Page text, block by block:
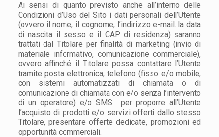
Ai sensi di quanto previsto anche all’interno delle
Condizioni d’Uso del Sito i dati personali dell’Utente
(ovvero il nome, il cognome, l’indirizzo e-mail, la data
di nascita il sesso e il CAP di residenza) saranno
trattati dal Titolare per finalità di marketing (invio di
materiale informativo, comunicazione commerciale),
ovvero affinché il Titolare possa contattare l’Utente
tramite posta elettronica, telefono (fisso e/o mobile,
con sistemi automatizzati di chiamata o di
comunicazione di chiamata con e/o senza l’intervento
di un operatore) e/o SMS per proporre all’Utente
l’acquisto di prodotti e/o servizi offerti dallo stesso
Titolare, presentare offerte dedicate, promozioni ed
opportunità commerciali.